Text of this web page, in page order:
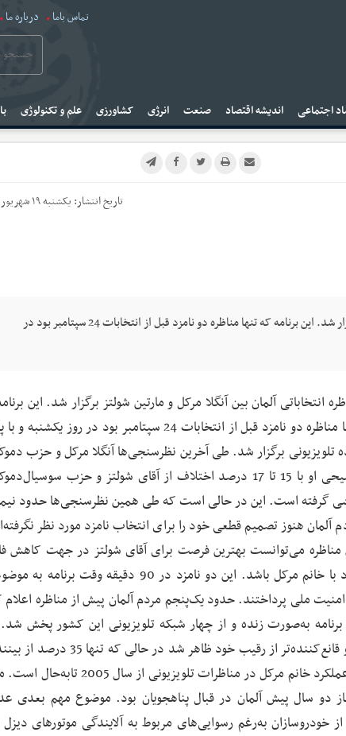
تماس باما درباره ما
اجتماعی اندیشه اقتصاد صنعت انرژی کشاورزی علم و تکنولوژی
تاریخ انتشار: یکشنبه ۱۹ شهریور ۱۳۹۶
مناظره انتخاباتی آلمان بین آنگلا مرکل و مارتین شولتز برگزار شد. این برنامه که تنها مناظره دو نامزد قبل از انتخابات 24 سپتامبر بود در
انتخاباتی آلمان بین آنگلا مرکل و مارتین شولتز برگزار شد. این
تنها مناظره دو نامزد قبل از انتخابات 24 سپتامبر بود در روز
تلویزیونی برگزار شد. طی آخرین نظرسنجی‌ها آنگلا مرکل و حزب
مسیحی او با 15 تا 17 درصد اختلاف از آقای شولتز و حزب
گرفته است. این در حالی است که طی همین نظرسنجی‌ها حدود
آلمان هنوز تصمیم قطعی خود را برای انتخاب نامزد مورد نظر
مناظره می‌توانست بهترین فرصت برای آقای شولتز در جهت کاهش
خود با خانم مرکل باشد. این دو نامزد در 90 دقیقه وقت
ملی پرداختند. حدود یک‌پنجم مردم آلمان پیش از مناظره اعلام
به‌صورت زنده و از چهار شبکه تلویزیونی این کشور پخش
نظرسنجی بین بیننده‌ها 55 درصد معتقدند خانم مرکل قوی‌تر و قانع‌کننده‌تر از رقیب خود ظاهر
آقای شولتز را پیروز مناظره می‌دانند. طبق این آمار این بهترین عملکرد خانم مرکل در مناظرات
دو سال پیش آلمان در قبال پناهجویان بود. موضوع مهم بعدی
به‌رغم رسوایی‌های مربوط به آلایندگی موتورهای دیزل